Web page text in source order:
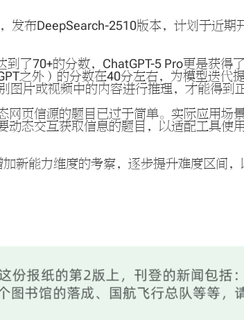
布DeepSearch-2510版本，计划于近期
了70+的分数，ChatGPT-5 Pro更是获得
之外）的分数在40分左右，为模型迭代提
图片或视频中的内容进行推理，才能得到
网页信源的题目已过于简单。实际应用场
态交互获取信息的题目，以适配工具使用
新能力维度的考察，逐步提升难度区间